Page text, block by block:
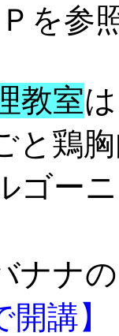
を参
教室
鶏
ー
ナナ
開講】